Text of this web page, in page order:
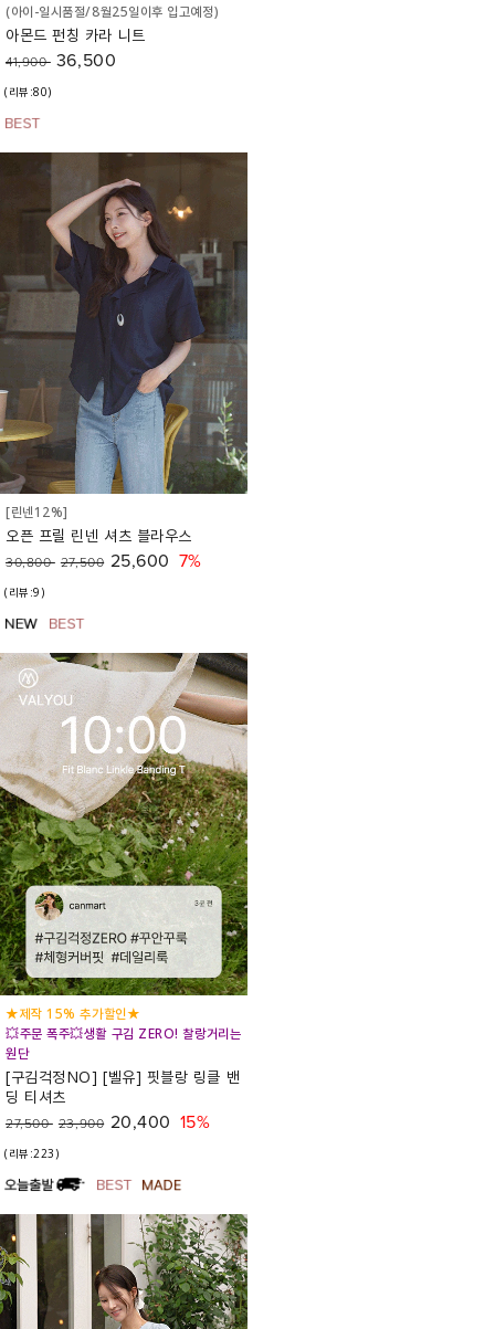
(아이-일시품절/8월25일이후 입고예정)
아몬드 펀칭 카라 니트
41,900 36,500
(리뷰:80)
[린넨12%]
오픈 프릴 린넨 셔츠 블라우스
30,800 27,500 25,600 7%
(리뷰:9)
★제작 15% 추가할인★
💥주문 폭주💥생활 구김 ZERO! 찰랑거리는
원단
[구김걱정NO] [벨유] 핏블랑 링클 밴
딩 티셔츠
27,500 23,900 20,400 15%
(리뷰:223)